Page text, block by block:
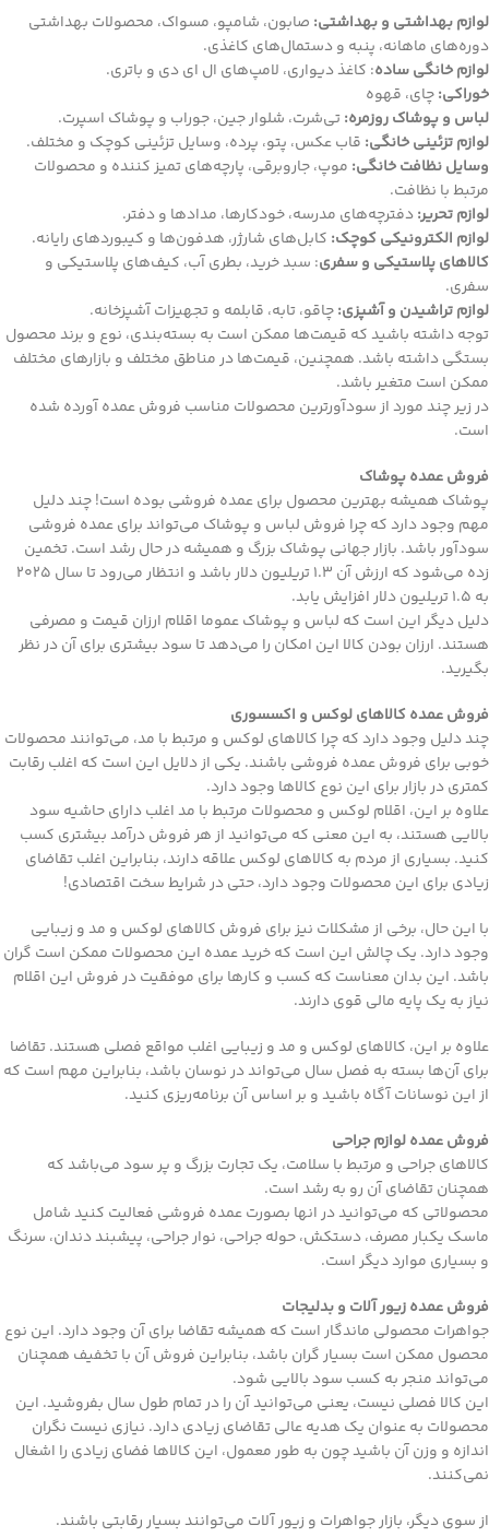
لوازم بهداشتی و بهداشتی: صابون، شامپو، مسواک، محصولات بهداشتی
دوره‌های ماهانه، پنبه و دستمال‌های کاغذی.
لوازم خانگی ساده: کاغذ دیواری، لامپ‌های ال ای دی و باتری.
خوراکی:چای، قهوه
لباس و پوشاک روزمره:تی‌شرت، شلوار جین، جوراب و پوشاک اسپرت.
لوازم تزئینی خانگی: قاب عکس، پتو، پرده، وسایل تزئینی کوچک و مختلف.
وسایل نظافت خانگی: موپ، جاروبرقی، پارچه‌های تمیز کننده و محصولات
مرتبط با نظافت.
لوازم تحریر:دفترچه‌های مدرسه، خودکارها، مدادها و دفتر.
لوازم الکترونیکی کوچک: کابل‌های شارژر، هدفون‌ها و کیبوردهای رایانه.
کالاهای پلاستیکی و سفری: سبد خرید، بطری آب، کیف‌های پلاستیکی و
سفری.
لوازم تراشیدن و آشپزی:چاقو، تابه، قابلمه و تجهیزات آشپزخانه.
توجه داشته باشید که قیمت‌ها ممکن است به بسته‌بندی، نوع و برند محصول
بستگی داشته باشد. همچنین، قیمت‌ها در مناطق مختلف و بازارهای مختلف
ممکن است متغیر باشد.
در زیر چند مورد از سودآورترین محصولات مناسب فروش عمده آورده شده
است.
فروش عمده پوشاک
پوشاک همیشه بهترین محصول برای عمده فروشی بوده است! چند دلیل
مهم وجود دارد که چرا فروش لباس و پوشاک می‌تواند برای عمده فروشی
سودآور باشد. بازار جهانی پوشاک بزرگ و همیشه در حال رشد است. تخمین
‌زده می‌شود که ارزش آن 1.3 تریلیون دلار باشد و انتظار می‌رود تا سال ۲۰۲۵
به 1.5 تریلیون دلار افزایش یابد.
دلیل دیگر این است که لباس و پوشاک عموما اقلام ارزان قیمت و مصرفی
هستند. ارزان بودن کالا این امکان را می‌دهد تا سود بیشتری برای آن در نظر
بگیرید.
فروش عمده کالاهای لوکس و اکسسوری
چند دلیل وجود دارد که چرا کالاهای لوکس و مرتبط با مد، می‌توانند محصولات
خوبی برای فروش عمده فروشی باشند. یکی از دلایل این است که اغلب رقابت
کمتری در بازار برای این نوع کالاها وجود دارد.
علاوه بر این، اقلام لوکس و محصولات مرتبط با مد اغلب دارای حاشیه سود
بالایی هستند، به این معنی که می‌توانید از هر فروش درآمد بیشتری کسب
کنید. بسیاری از مردم به کالا‌های لوکس علاقه دارند، بنابراین اغلب تقاضای
زیادی برای این محصولات وجود دارد، حتی در شرایط سخت اقتصادی!
با این حال، برخی از مشکلات نیز برای فروش کالا‌های لوکس و مد و زیبایی
وجود دارد. یک چالش این است که خرید عمده این محصولات ممکن است گران
باشد. این بدان معناست که کسب و کار‌ها برای موفقیت در فروش این اقلام
نیاز به یک پایه مالی قوی دارند.
علاوه بر این، کالاهای لوکس و مد و زیبایی اغلب مواقع فصلی هستند. تقاضا
برای آن‌ها بسته به فصل سال می‌تواند در نوسان باشد، بنابراین مهم است که
از این نوسانات آگاه باشید و بر اساس آن برنامه‌ریزی کنید.
فروش عمده لوازم جراحی
کالاهای جراحی و مرتبط با سلامت، یک تجارت بزرگ و پر سود می‌باشد که
همچنان تقاضای آن رو به رشد است.
محصولاتی که می‌توانید در انها بصورت عمده فروشی فعالیت کنید شامل
ماسک یکبار مصرف، دستکش، حوله جراحی، نوار جراحی، پیشبند دندان، سرنگ
و بسیاری موارد دیگر است.
فروش عمده زیور آلات و بدلیجات
جواهرات محصولی ماندگار است که همیشه تقاضا برای آن وجود دارد. این نوع
محصول ممکن است بسیار گران باشد، بنابراین فروش آن با تخفیف همچنان
می‌تواند منجر به کسب سود بالایی شود.
این کالا فصلی نیست، یعنی می‌توانید آن را در تمام طول سال بفروشید. این
محصولات به عنوان یک هدیه عالی تقاضای زیادی دارد. نیازی نیست نگران
اندازه و وزن آن باشید چون به طور معمول، این کالاها فضای زیادی را اشغال
نمی‌کنند.
از سوی دیگر، بازار جواهرات و زیور آلات می‌توانند بسیار رقابتی باشند.